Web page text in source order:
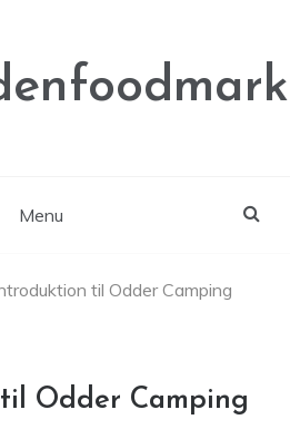
Menu
til Odder Camping
Odder Camping